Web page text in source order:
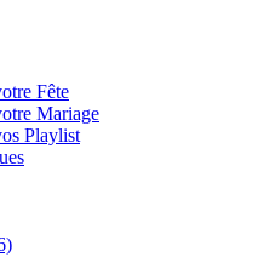
Fête
Mariage
Playlist